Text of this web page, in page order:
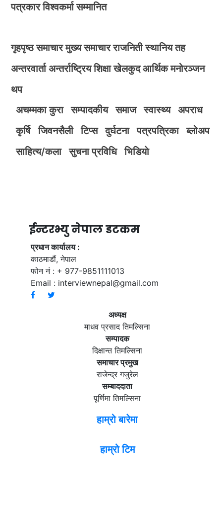
पत्रकार विश्वकर्मा सम्मानित
गृहपृष्ठ समाचार मुख्य समाचार राजनिती स्थानिय तह
अन्तरवार्ता अन्तर्राष्ट्रिय शिक्षा खेलकुद आर्थिक मनोरञ्जन
थप
अचम्मका कुरा
सम्पादकीय समाज स्वास्थ्य
अपराध
कृर्षि
जिवनसैली टिप्स दुर्घटना पत्रपत्रिका
ब्लोअप
साहित्य/कला
सुचना प्रविधि भिडियाे
ईन्टरभ्यु नेपाल डटकम
प्रधान कार्यालय :
काठमाडौं, नेपाल
फोन नं : + 977-9851111013
Email : interviewnepal@gmail.com
अध्यक्ष
माधव प्रसाद तिमल्सिना
सम्पादक
दिक्षान्त तिमल्सिना
समाचार प्रमुख
राजेन्द्र गजुरेल
सम्बाददाता
पूर्णिमा तिमल्सिना
हाम्रो बारेमा
हाम्रो टिम